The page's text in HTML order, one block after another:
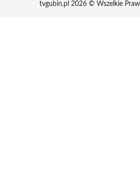
tvgubin.pl 2026 © Wszelkie